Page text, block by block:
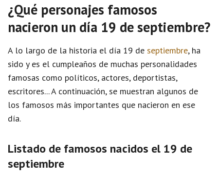
¿Qué personajes famosos
nacieron un día 19 de septiembre?
A lo largo de la historia el día 19 de septiembre, ha
sido y es el cumpleaños de muchas personalidades
famosas como políticos, actores, deportistas,
escritores... A continuación, se muestran algunos de
los famosos más importantes que nacieron en ese
día.
Listado de famosos nacidos el 19 de
septiembre